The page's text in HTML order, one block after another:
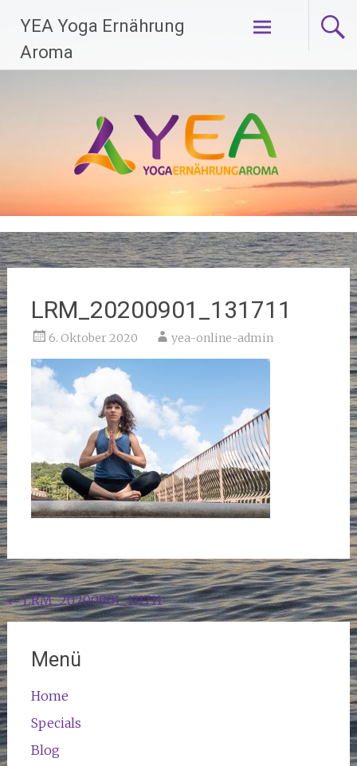
Inhalt
springen
YEA Yoga Ernährung
Aroma
LRM_20200901_131711
6. Oktober 2020 yea-online-admin
Beitragsnavigation
←LRM_20200901_131711
Menü
Home
Specials
Blog